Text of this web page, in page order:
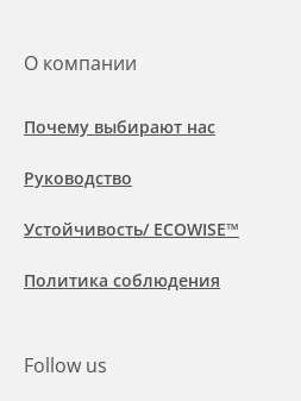
О компании
Почему выбирают нас
Руководство
Устойчивость/ ECOWISE™
Политика соблюдения
Follow us